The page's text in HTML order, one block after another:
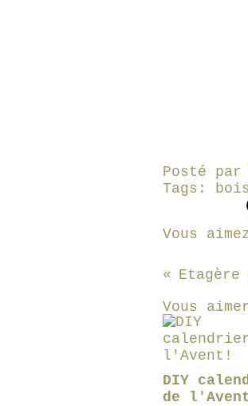
Posté par
Tags:
Vous
Vous
DIY
de